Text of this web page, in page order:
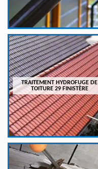
TRAITEMENT HYDROFUGE DE
TOITURE 29 FINISTÈRE